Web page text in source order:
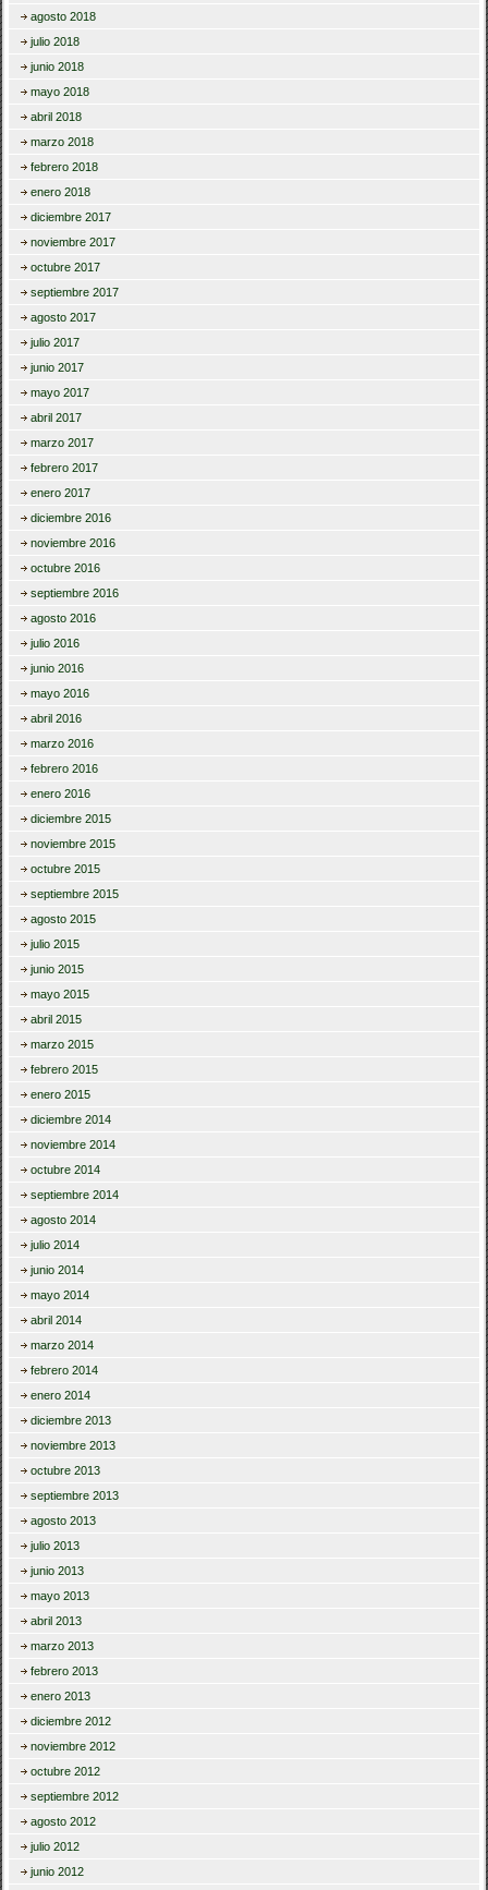
agosto 2018
julio 2018
junio 2018
mayo 2018
abril 2018
marzo 2018
febrero 2018
enero 2018
diciembre 2017
noviembre 2017
octubre 2017
septiembre 2017
agosto 2017
julio 2017
junio 2017
mayo 2017
abril 2017
marzo 2017
febrero 2017
enero 2017
diciembre 2016
noviembre 2016
octubre 2016
septiembre 2016
agosto 2016
julio 2016
junio 2016
mayo 2016
abril 2016
marzo 2016
febrero 2016
enero 2016
diciembre 2015
noviembre 2015
octubre 2015
septiembre 2015
agosto 2015
julio 2015
junio 2015
mayo 2015
abril 2015
marzo 2015
febrero 2015
enero 2015
diciembre 2014
noviembre 2014
octubre 2014
septiembre 2014
agosto 2014
julio 2014
junio 2014
mayo 2014
abril 2014
marzo 2014
febrero 2014
enero 2014
diciembre 2013
noviembre 2013
octubre 2013
septiembre 2013
agosto 2013
julio 2013
junio 2013
mayo 2013
abril 2013
marzo 2013
febrero 2013
enero 2013
diciembre 2012
noviembre 2012
octubre 2012
septiembre 2012
agosto 2012
julio 2012
junio 2012